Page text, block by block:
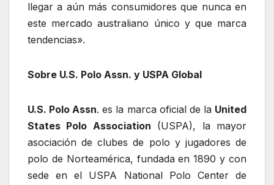
llegar a aún más consumidores que nunca en
este mercado australiano único y que marca
tendencias».
Sobre U.S. Polo Assn. y USPA Global
U.S. Polo Assn. es la marca oficial de la United
States Polo Association (USPA), la mayor
asociación de clubes de polo y jugadores de
polo de Norteamérica, fundada en 1890 y con
sede en el USPA National Polo Center de